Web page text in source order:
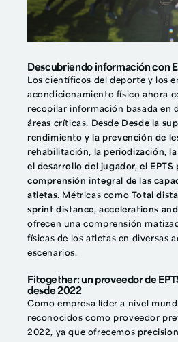
Descubriendo información con
Los científicos del deporte y los
acondicionamiento físico ahora
recopilar información basada en
áreas críticas. Desde Desde la
rendimiento y la prevención de
rehabilitación, la periodización,
el desarrollo del jugador, el
comprensión integral de las
atletas. Métricas como
Total
sprint distance, accelerations
ofrecen una comprensión
físicas de los atletas en diversas
escenarios.
Fitogether: un proveedor de
desde 2022
Como empresa líder a nivel
reconocidos como proveedor
2022, ya que ofrecemos